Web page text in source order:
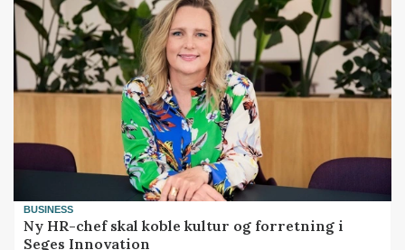
BUSINESS
Ny HR-chef skal koble kultur og forretning i
Seges Innovation